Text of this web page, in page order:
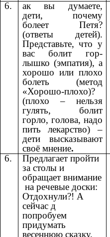
6.
ак вы думаете,
дети, почему
болеет Петя?
(ответы детей).
Представьте, что у
вас болит гор-
лышко (эмпатия), а
хорошо или плохо
болеть (метод
«Хорошо-плохо)?
(плохо – нельзя
гулять, болит
горло, голова, надо
пить лекарство) –
дети высказывают
своё мнение.
6.
Предлагает пройти
за столы и
обращает внимание
на речевые доски:
Отдохнули?! А
сейчас д
попробуем
придумать
весеннюю сказку.